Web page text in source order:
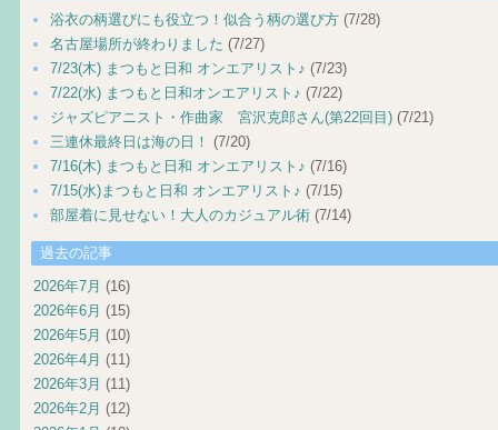
浴衣の柄選びにも役立つ！似合う柄の選び方 (7/28)
名古屋場所が終わりました (7/27)
7/23(木) まつもと日和 オンエアリスト♪ (7/23)
7/22(水) まつもと日和オンエアリスト♪ (7/22)
ジャズピアニスト・作曲家 宮沢克郎さん(第22回目) (7/21)
三連休最終日は海の日！ (7/20)
7/16(木) まつもと日和 オンエアリスト♪ (7/16)
7/15(水)まつもと日和 オンエアリスト♪ (7/15)
部屋着に見せない！大人のカジュアル術 (7/14)
過去の記事
2026年7月 (16)
2026年6月 (15)
2026年5月 (10)
2026年4月 (11)
2026年3月 (11)
2026年2月 (12)